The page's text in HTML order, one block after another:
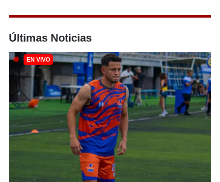
Últimas Noticias